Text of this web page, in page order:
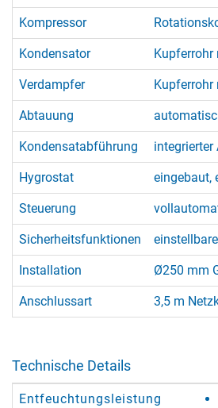
Kompressor
Kondensator
Verdampfer
Abtauung
Kondensatabführung
Hygrostat eingebaut,
Steuerung
Sicherheitsfunktionen
Installation Ø250 mm
Anschlussart 3,5 m
Technische Details
Entfeuchtungsleistung